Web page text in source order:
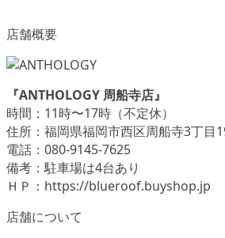
店舗概要
『ANTHOLOGY 周船寺店』
時間：11時〜17時（不定休）
住所：福岡県福岡市西区周船寺3丁目
電話：080-9145-7625
備考：駐車場は4台あり
ＨＰ：https://blueroof.buyshop.jp
店舗について